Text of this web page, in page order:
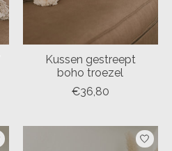
Kussen gestreept
boho troezel
€36,80